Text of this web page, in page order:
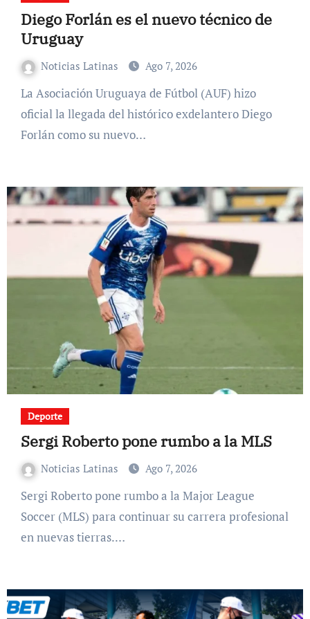
Diego Forlán es el nuevo técnico de
Uruguay
Noticias Latinas Ago 7, 2026
La Asociación Uruguaya de Fútbol (AUF) hizo
oficial la llegada del histórico exdelantero Diego
Forlán como su nuevo…
Deporte
Sergi Roberto pone rumbo a la MLS
Noticias Latinas Ago 7, 2026
Sergi Roberto pone rumbo a la Major League
Soccer (MLS) para continuar su carrera profesional
en nuevas tierras.…